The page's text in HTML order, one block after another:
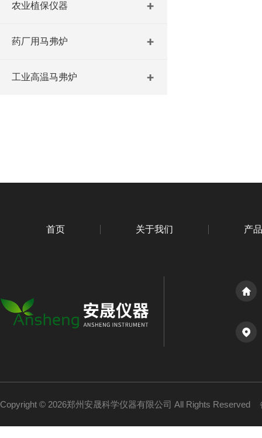
农业植保仪器
药厂用马弗炉
工业高温马弗炉
首页 关于我们 产
Copyright © 2026郑州安晟科学仪器有限公司 All Rights Reserved